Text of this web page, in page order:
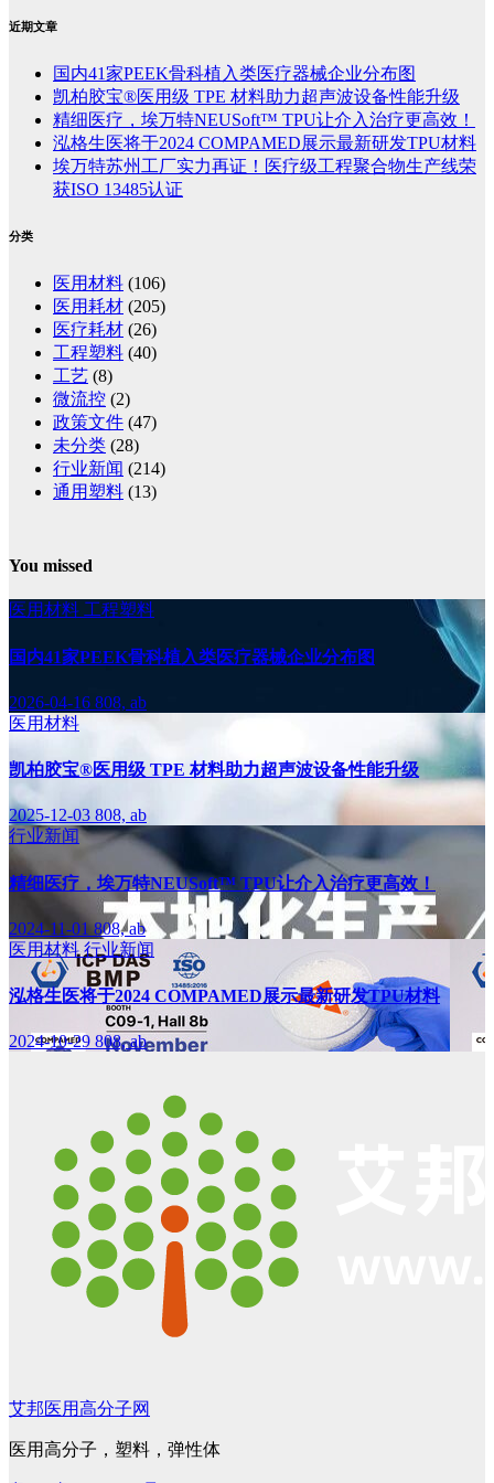
近期文章
国内41家PEEK骨科植入类医疗器械企业分布图
凯柏胶宝®医用级 TPE 材料助力超声波设备性能升级
精细医疗，埃万特NEUSoft™ TPU让介入治疗更高效！
泓格生医将于2024 COMPAMED展示最新研发TPU材料
埃万特苏州工厂实力再证！医疗级工程聚合物生产线荣
获ISO 13485认证
分类
医用材料 (106)
医用耗材 (205)
医疗耗材 (26)
工程塑料 (40)
工艺 (8)
微流控 (2)
政策文件 (47)
未分类 (28)
行业新闻 (214)
通用塑料 (13)
You missed
医用材料 工程塑料
国内41家PEEK骨科植入类医疗器械企业分布图
2026-04-16 808, ab
医用材料
凯柏胶宝®医用级 TPE 材料助力超声波设备性能升级
2025-12-03 808, ab
行业新闻
精细医疗，埃万特NEUSoft™ TPU让介入治疗更高效！
2024-11-01808, ab
医用材料行业新闻
泓格生医将于2024 COMPAMED展示最新研发TPU材料
2024-10-29 808, ab
艾邦医用高分子网
医用高分子，塑料，弹性体